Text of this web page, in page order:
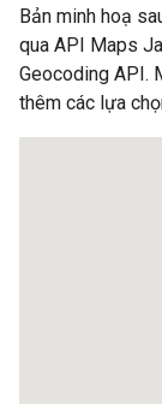
Bản minh hoạ
qua API Maps
Geocoding API.
thêm các lựa